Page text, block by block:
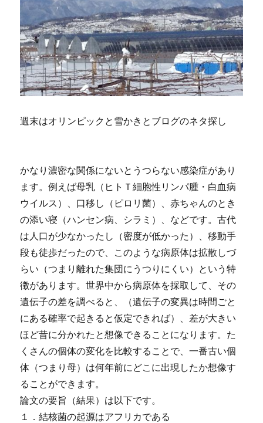
週末はオリンピックと雪かきとブログのネタ探し
かなり濃密な関係にないとうつらない感染症があり
ます。例えば母乳（ヒトＴ細胞性リンパ腫・白血病
ウイルス）、口移し（ピロリ菌）、赤ちゃんのとき
の添い寝（ハンセン病、シラミ）、などです。古代
は人口が少なかったし（密度が低かった）、移動手
段も徒歩だったので、このような病原体は拡散しづ
らい（つまり離れた集団にうつりにくい）という特
徴があります。世界中から病原体を採取して、その
遺伝子の差を調べると、（遺伝子の変異は時間ごと
にある確率で起きると仮定できれば）、差が大きい
ほど昔に分かれたと想像できることになります。た
くさんの個体の変化を比較することで、一番古い個
体（つまり母）は何年前にどこに出現したか想像す
ることができます。
論文の要旨（結果）は以下です。
１．結核菌の起源はアフリカである